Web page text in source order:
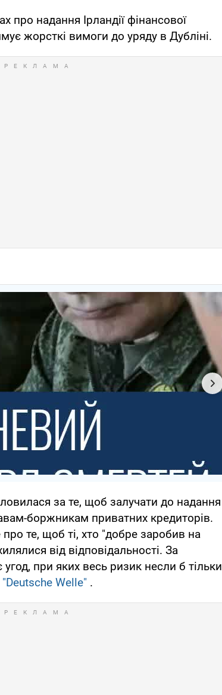
про надання Ірландії фінансової
жорсткі вимоги до уряду в Дубліні.
за те, щоб залучати до надання
боржникам приватних кредиторів.
те, щоб ті, хто "добре заробив на
від відповідальності. За
при яких весь ризик несли б тільки
"Deutsche Welle" .